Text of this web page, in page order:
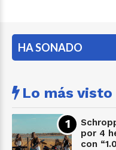
HA SONADO
Lo más visto
por 4
con